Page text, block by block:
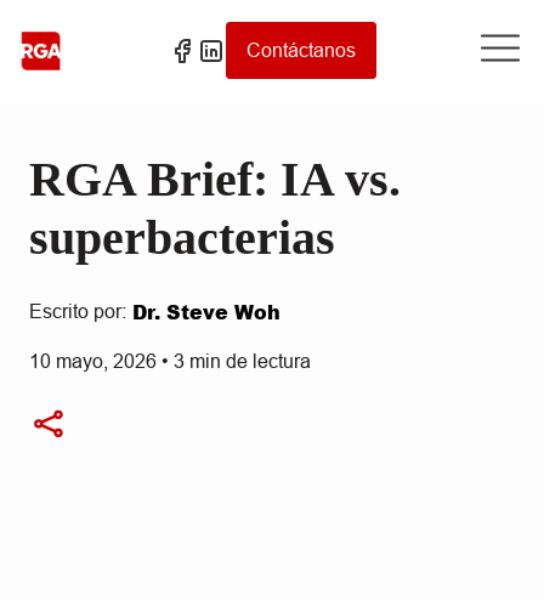
Contáctanos
RGA Brief: IA vs.
superbacterias
Escrito por: Dr. Steve Woh
10 mayo, 2026 • 3 min de lectura